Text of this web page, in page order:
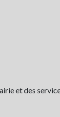
et des